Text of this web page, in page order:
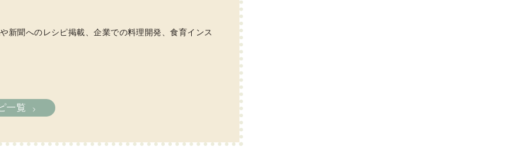
新聞へのレシピ掲載、企業での料理開発、食育インス
一覧